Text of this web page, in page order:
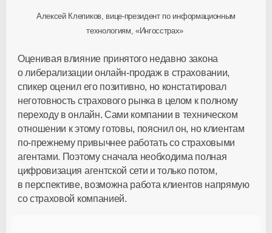
Алексей Клепиков, вице-президентпо информационным
технологиям, «Ингосстрах»
Оценивая влияние принятого недавно закона
о либерализации онлайн-продажв страховании,
спикер оценил его позитивно, но констатировал
неготовность страхового рынка в целом к полному
переходу в онлайн. Сами компании в техническом
отношении к этому готовы, пояснил он, но клиентам
по-прежнемупривычнее работать со страховыми
агентами. Поэтому сначала необходима полная
цифровизация агентской сети и только потом,
в перспективе, возможна работа клиентов напрямую
со страховой компанией.